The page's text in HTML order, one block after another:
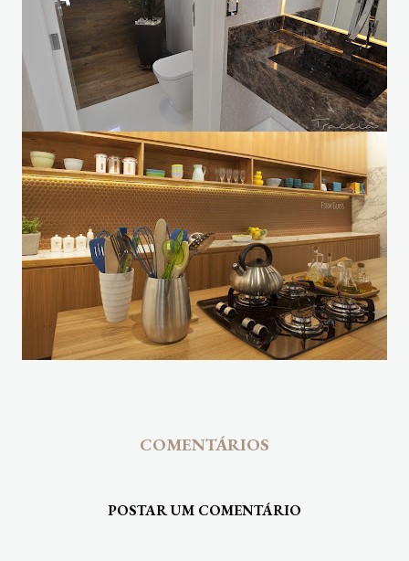
COMENTÁRIOS
POSTAR UM COMENTÁRIO